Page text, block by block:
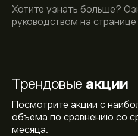
Трендовые акции
Посмотрите акции с
объема по сравнению со
месяца.
Хотите узнать больше?
руководством на странице